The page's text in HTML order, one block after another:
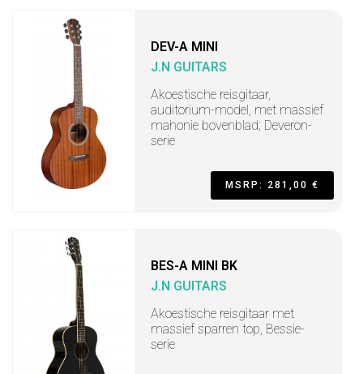
DEV-A MINI
J.N GUITARS
Akoestische reisgitaar,
auditorium-model, met massief
mahonie bovenblad; Deveron-
serie
MSRP: 281,00 €
BES-A MINI BK
J.N GUITARS
Akoestische reisgitaar met
massief sparren top, Bessie-
serie